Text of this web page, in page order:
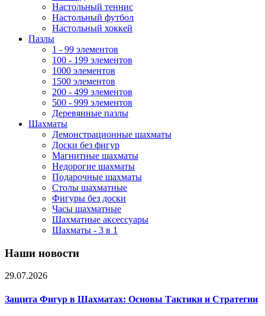
Настольный теннис
Настольный футбол
Настольный хоккей
Пазлы
1 - 99 элементов
100 - 199 элементов
1000 элементов
1500 элементов
200 - 499 элементов
500 - 999 элементов
Деревянные пазлы
Шахматы
Демонстрационные шахматы
Доски без фигур
Магнитные шахматы
Недорогие шахматы
Подарочные шахматы
Столы шахматные
Фигуры без доски
Часы шахматные
Шахматные аксессуары
Шахматы - 3 в 1
Наши новости
29.07.2026
Защита Фигур в Шахматах: Основы Тактики и Стратегии